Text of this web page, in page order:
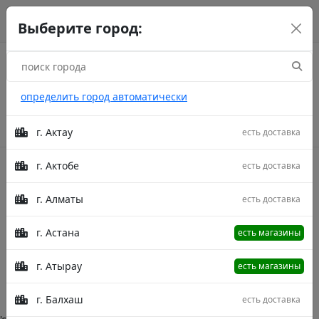
Выберите город:
определить город автоматически
г. Актау есть доставка
г. Актобе есть доставка
г. Алматы есть доставка
г. Астана есть магазины
г. Атырау есть магазины
г. Балхаш есть доставка